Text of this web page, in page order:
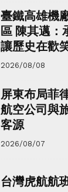
臺鐵高雄機
區 陳其邁：
讓歷史在歡
2026/08/08
屏東布局菲
航空公司與
客源
2026/08/07
台灣虎航航